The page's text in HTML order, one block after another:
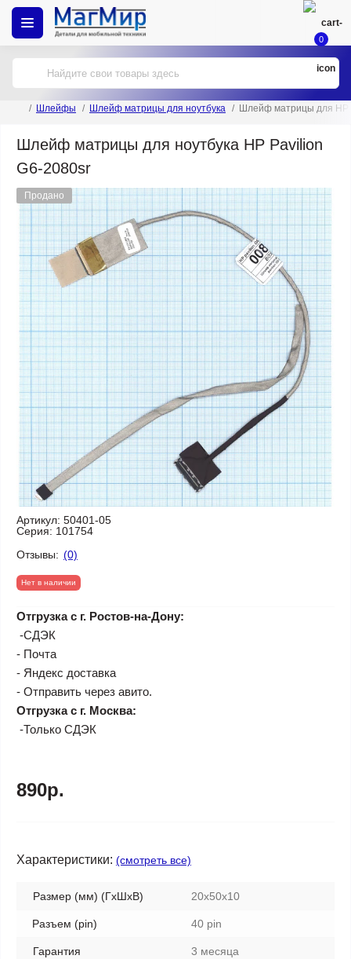
0
Шлейфы Шлейф матрицы для ноутбука Шлейф матрицы для HP
Шлейф матрицы для ноутбука HP Pavilion
G6-2080sr
Продано
Артикул: 50401-05
Серия: 101754
Отзывы: (0)
Нет в наличии
Отгрузка с г. Ростов-на-Дону:
-СДЭК
- Почта
- Яндекс доставка
- Отправить через авито.
Отгрузка с г. Москва:
-Только СДЭК
890р.
Характеристики: (смотреть все)
Размер (мм) (ГхШхВ) 20x50x10
Разъем (pin) 40 pin
Гарантия 3 месяца